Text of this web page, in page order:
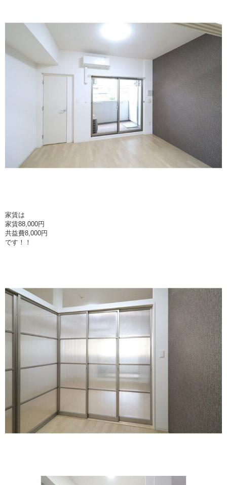
家賃は
家賃88,000円
共益費8,000円
です！！